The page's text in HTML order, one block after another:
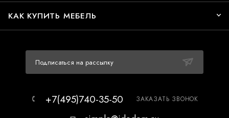
КАК КУПИТЬ МЕБЕЛЬ
Подписаться на рассылку
+7(495)740-35-50 ЗАКАЗАТЬ ЗВОНОК